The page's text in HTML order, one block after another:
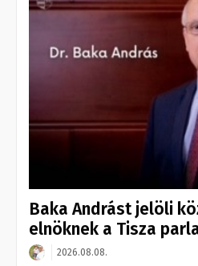
Baka Andrást jelöli
elnöknek a Tisza
2026.08.08.